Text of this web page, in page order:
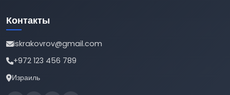
Контакты
iskrakovrov@gmail.com
+972 123 456 789
Израиль